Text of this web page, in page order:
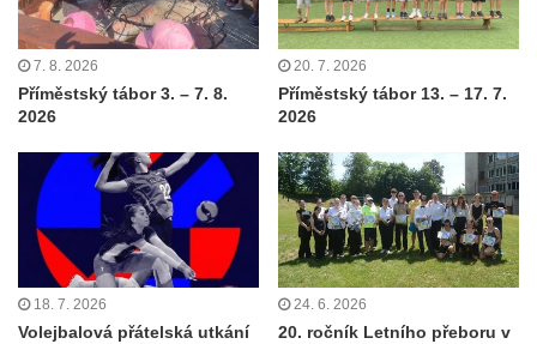
7. 8. 2026
Příměstský tábor 3. – 7. 8.
2026
20. 7. 2026
Příměstský tábor 13. – 17. 7.
2026
18. 7. 2026
Volejbalová přátelská utkání
24. 6. 2026
20. ročník Letního přeboru v